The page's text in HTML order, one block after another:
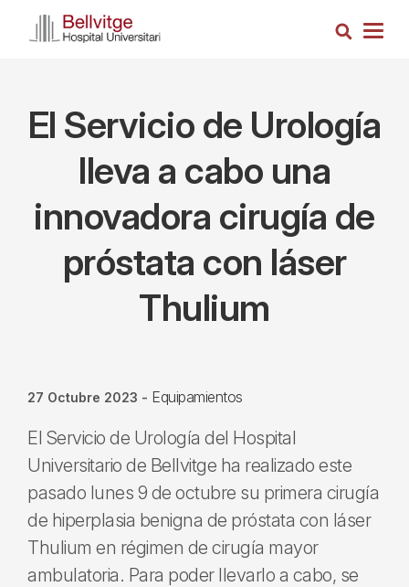
Busca
El Servicio de Urología
lleva a cabo una
innovadora cirugía de
próstata con láser
Thulium
27 Octubre 2023 - Equipamientos
El Servicio de Urología del Hospital
Universitario de Bellvitge ha realizado este
pasado lunes 9 de octubre su primera cirugía
de hiperplasia benigna de próstata con láser
Thulium en régimen de cirugía mayor
ambulatoria. Para poder llevarlo a cabo, se